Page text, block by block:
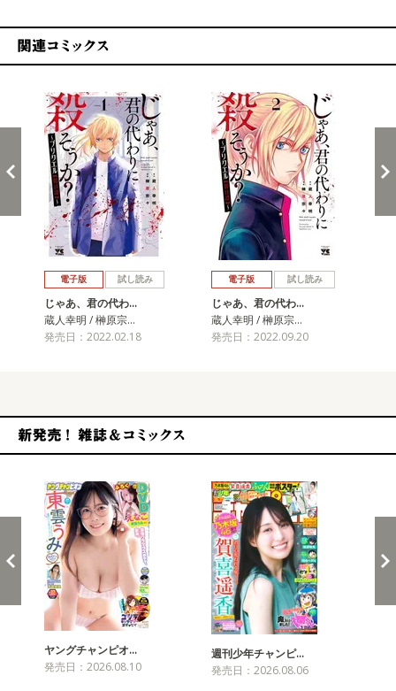
電子版 試し読み
じゃあ、君の代わ…
蔵人幸明 / 榊原宗…
発売日：2022.02.18
電子版 試し読み
じゃあ、君の代わ…
蔵人幸明 / 榊原宗…
発売日：2022.09.20
ヤングチャンピオ…
発売日：2026.08.10
週刊少年チャンピ…
発売日：2026.08.06